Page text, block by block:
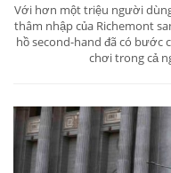
Với hơn một triệu người
thâm nhập của Richemont
hồ second-hand đã có bước
chơi trong cả